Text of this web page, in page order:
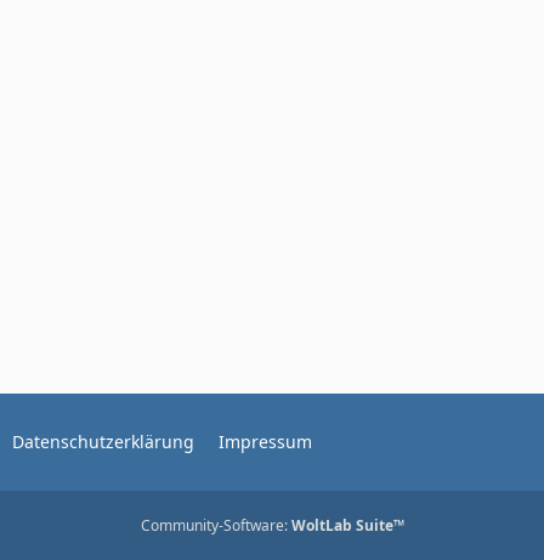
Datenschutzerklärung Impressum
Community-Software:WoltLab Suite™